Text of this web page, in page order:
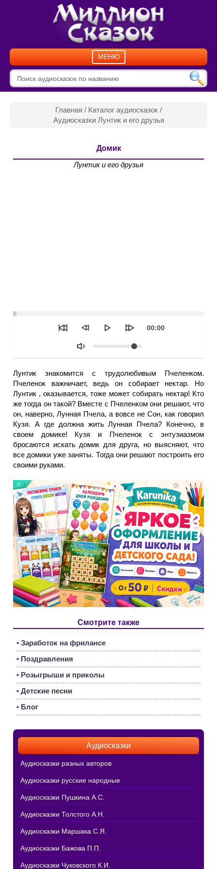
МЕНЮ
Главная / Каталог аудиосказок /
Аудиосказки Лунтик и его друзья
Домик
Лунтик и его друзья
Текущее
00:00
Объем
Лунтик знакомится с трудолюбивым Пчеленком.
Пчеленок важничает, ведь он собирает нектар. Но
Лунтик , оказывается, тоже может собирать нектар! Кто
же тогда он такой? Вместе с Пчеленком они решают, что
он, наверно, Лунная Пчела, а вовсе не Сон, как говорил
Кузя. А где должна жить Лунная Пчела? Конечно, в
своем домике! Кузя и Пчеленок с энтузиазмом
бросаются искать домик для друга, но выясняют, что
все домики уже заняты. Тогда они решают построить его
своими руками.
Смотрите также
• Заработок на фрилансе
• Поздравления
• Розыгрыши и приколы
• Детские песни
• Блог
Аудиосказки
Аудиосказки разных авторов
Аудиосказки русские народные
Аудиосказки Пушкина А.С.
Аудиосказки Толстого А.Н.
Аудиосказки Маршака С.Я.
Аудиосказки Бажова П.П.
Аудиосказки Чуковского К.И.